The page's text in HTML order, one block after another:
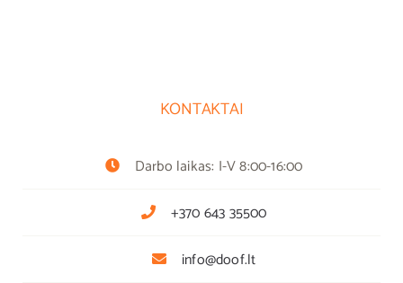
KONTAKTAI
Darbo laikas: I-V 8:00-16:00
+370 643 35500
info@doof.lt